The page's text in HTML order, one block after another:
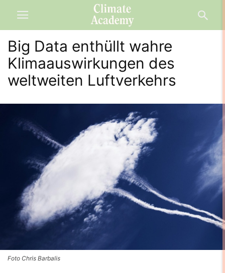
Big Data enthüllt wahre
Klimaauswirkungen des
weltweiten Luftverkehrs
Foto Chris Barbalis